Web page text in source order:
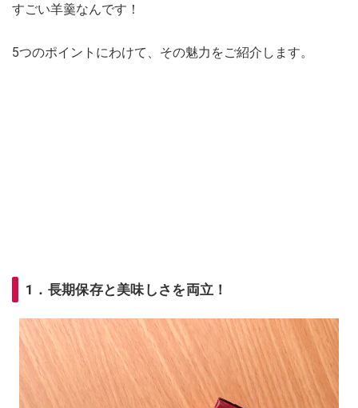
すごい羊羹なんです！
5つのポイントにわけて、その魅力をご紹介します。
1．長期保存と美味しさを両立！